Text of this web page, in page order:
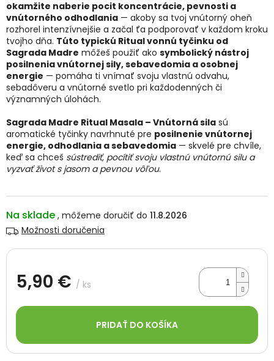
Na sklade
11.8.2026
Možnosti doručenia
5,90 € / ks
cena:
PRIDAŤ DO KOŠÍKA
okamžite naberie pocit koncentrácie, pevnosti a
vnútorného odhodlania — akoby sa tvoj vnútorný oheň
rozhorel intenzívnejšie a začal ťa podporovať v každom kroku
tvojho dňa. Túto typickú Ritual vonnú tyčinku od
Sagrada Madre môžeš použiť ako symbolický nástroj
posilnenia vnútornej sily, sebavedomia a osobnej
energie — pomáha ti vnímať svoju vlastnú odvahu,
sebadôveru a vnútorné svetlo pri každodenných či
významných úlohách.
Sagrada Madre Ritual Masala – Vnútorná sila sú
aromatické tyčinky navrhnuté pre posilnenie vnútornej
energie, odhodlania a sebavedomia — skvelé pre chvíle,
keď sa chceš sústrediť, pocítiť svoju vlastnú vnútornú silu a
vyzvať život s jasom a pevnou vôľou.
5
hviezdičiek.